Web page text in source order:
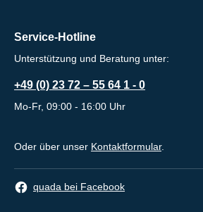
Service-Hotline
Unterstützung und Beratung unter:
+49 (0) 23 72 – 55 64 1 - 0
Mo-Fr, 09:00 - 16:00 Uhr
Oder über unser Kontaktformular.
quada bei Facebook